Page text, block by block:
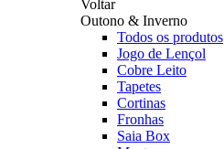
Voltar
Outono & Inverno
Todos os produtos
Jogo de Lençol
Cobre Leito
Tapetes
Cortinas
Fronhas
Saia Box